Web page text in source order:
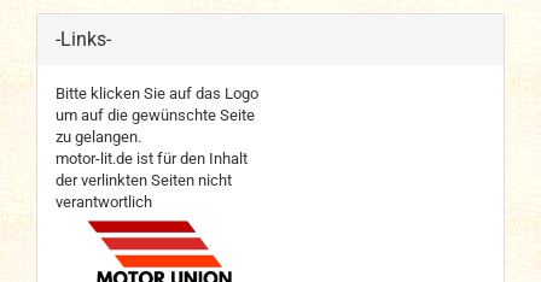
-Links-
Bitte klicken Sie auf das Logo
um auf die gewünschte Seite
zu gelangen.
motor-lit.de ist für den Inhalt
der verlinkten Seiten nicht
verantwortlich